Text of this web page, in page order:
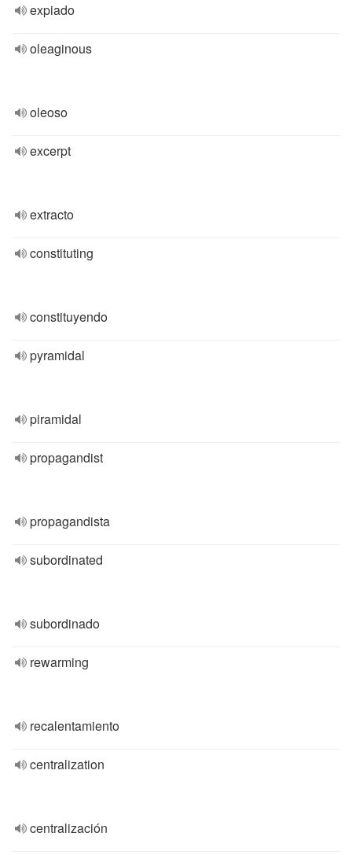
expiado
oleaginous
oleoso
excerpt
extracto
constituting
constituyendo
pyramidal
piramidal
propagandist
propagandista
subordinated
subordinado
rewarming
recalentamiento
centralization
centralización